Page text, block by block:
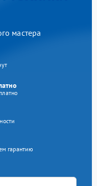
мастера
гарантию